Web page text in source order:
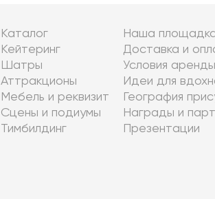
Каталог
Кейтеринг
Шатры
Аттракционы
Мебель и реквизит
Сцены и подиумы
Тимбилдинг
Наша
Доставка и
Условия аренды
Идеи для
География
Награды и
Презентации